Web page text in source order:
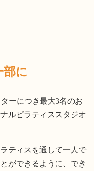
部に
ーにつき最大3名のお
ルピラティススタジオ
ティスを通して一人で
ができるように、でき